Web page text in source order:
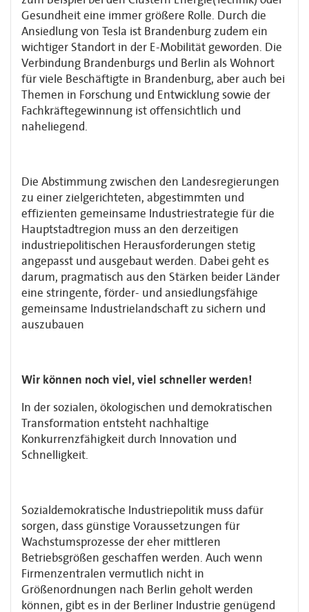
Gesundheit eine immer größere Rolle. Durch die
Ansiedlung von Tesla ist Brandenburg zudem ein
wichtiger Standort in der E-Mobilität geworden. Die
Ver­bindung Brandenburgs und Berlin als Wohnort
für viele Beschäftigte in Brandenburg, aber auch bei
Themen in Forschung und Entwicklung sowie der
Fachkräftegewinnung ist offen­sichtlich und
naheliegend.
Die Abstimmung zwischen den Landesregierungen
zu einer zielgerichteten, abge­stimmten und
effizienten gemeinsame Industriestrategie für die
Hauptstadtregion muss an den derzeitigen
industriepolitischen Herausforderungen stetig
angepasst und ausgebaut werden. Dabei geht es
darum, pragmatisch aus den Stärken beider Länder
eine stringente, förder- und ansiedlungsfähige
gemeinsame Industrielandschaft zu sichern und
auszubauen
Wir können noch viel, viel schneller werden!
In der sozialen, ökologischen und demokratischen
Transformation entsteht nachhaltige
Konkurrenzfähigkeit durch Innovation und
Schnelligkeit.
Sozialdemokratische Industriepolitik muss dafür
sorgen, dass günstige Voraussetzungen für
Wachstumsprozesse der eher mittleren
Betriebsgrößen geschaffen werden. Auch wenn
Firmenzentralen vermutlich nicht in
Größenordnungen nach Berlin geholt werden
können, gibt es in der Berliner Industrie genügend